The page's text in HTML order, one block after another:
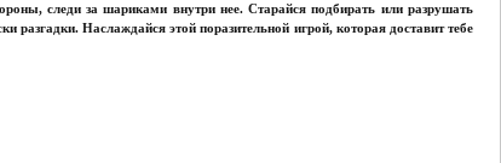
следи за шариками внутри нее. Старайся подбирать или разрушать
Наслаждайся этой поразительной игрой, которая доставит тебе